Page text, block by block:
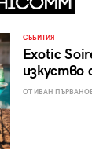
СЪБИТИЯ
Exotic
изкуство
ОТ ИВАН